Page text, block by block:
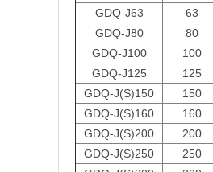
GDQ-J63
63
GDQ-J80
80
GDQ-J100
100
GDQ-J125
125
GDQ-J(S)150
150
GDQ-J(S)160
160
GDQ-J(S)200
200
GDQ-J(S)250
250